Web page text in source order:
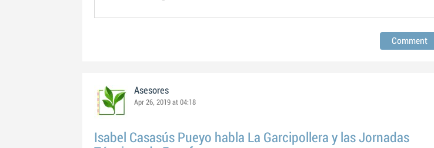
Asesores
Apr 26, 2019 at 04:18
Isabel Casasús Pueyo habla La Garcipollera y las Jornadas